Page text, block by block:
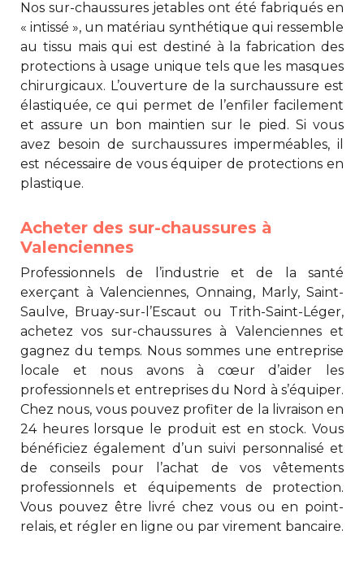
Nos sur-chaussures jetables ont été fabriqués en
« intissé », un matériau synthétique qui ressemble
au tissu mais qui est destiné à la fabrication des
protections à usage unique tels que les masques
chirurgicaux. L’ouverture de la surchaussure est
élastiquée, ce qui permet de l’enfiler facilement
et assure un bon maintien sur le pied. Si vous
avez besoin de surchaussures imperméables, il
est nécessaire de vous équiper de protections en
plastique.
Acheter des sur-chaussures à
Valenciennes
Professionnels de l’industrie et de la santé
exerçant à Valenciennes, Onnaing, Marly, Saint-
Saulve, Bruay-sur-l’Escaut ou Trith-Saint-Léger,
achetez vos sur-chaussures à Valencienneset
gagnez du temps. Nous sommes une entreprise
locale et nous avons à cœur d’aider les
professionnels et entreprises du Nord à s’équiper.
Chez nous, vous pouvez profiter de la livraison en
24 heures lorsque le produit est en stock. Vous
bénéficiez également d’un suivi personnalisé et
de conseils pour l’achat de vos vêtements
professionnels et équipements de protection.
Vous pouvez être livré chez vous ou en point-
relais, et régler en ligne ou par virement bancaire.